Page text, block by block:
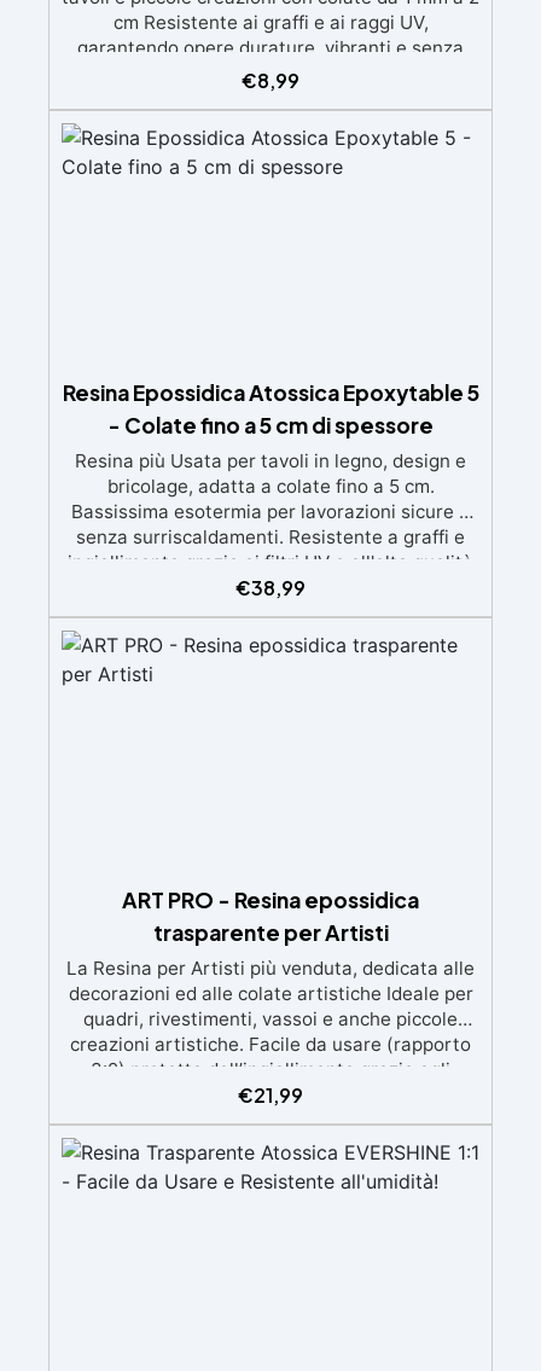
cm Resistente ai graffi e ai raggi UV,
garantendo opere durature, vibranti e senza
ingiallimenti nel tempo Bassa viscosità e
formula anti-bolle per risultati impeccabili,
Certificata Atossica post catalisi per contatto
con la pelle, BPA free e VoC Free
€8,99
Resina Epossidica Atossica Epoxytable 5
- Colate fino a 5 cm di spessore
Resina più Usata per tavoli in legno, design e
bricolage, adatta a colate fino a 5 cm.
Bassissima esotermia per lavorazioni sicure e
senza surriscaldamenti. Resistente a graffi e
ingiallimento grazie ai filtri UV e all'alta qualità
meccanica. Bassa viscosità per eliminare bolle
d'aria e ottenere finiture lisce. Sicura, atossica,
BPA/VOC free e certificata per il contatto
prolungato con la pelle.
€38,99
ART PRO - Resina epossidica
trasparente per Artisti
La Resina per Artisti più venduta, dedicata alle
decorazioni ed alle colate artistiche Ideale per
quadri, rivestimenti, vassoi e anche piccole
creazioni artistiche. Facile da usare (rapporto
3:2) protetta dall’ingiallimento grazie agli
speciali filtri UV Formula densa : non cola via,
mantenendo i design precisi e puliti. Indurisce
in 12-24h garantendo una superficie lucida e
brillante
€21,99